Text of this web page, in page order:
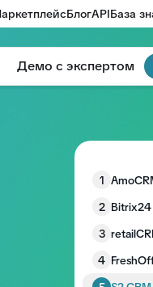
БлогAPIБаза
Демо с экспертом
1
2 Bitrix24
3
4